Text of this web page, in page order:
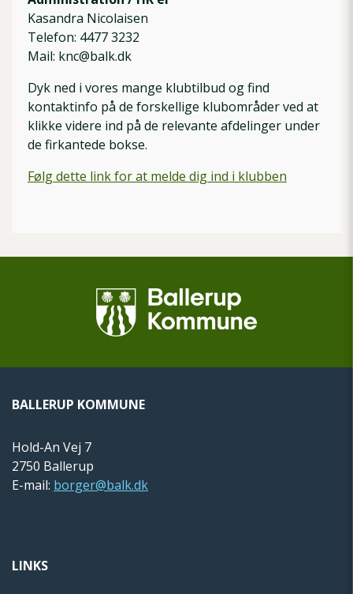
Kasandra Nicolaisen
Telefon: 4477 3232
Mail: knc@balk.dk
Dyk ned i vores mange klubtilbud og find
kontaktinfo på de forskellige klubområder ved at
klikke videre ind på de relevante afdelinger under
de firkantede bokse.
Følg dette link for at melde dig ind i klubben
BALLERUP KOMMUNE
Hold-An Vej 7
2750 Ballerup
E-mail: borger@balk.dk
LINKS